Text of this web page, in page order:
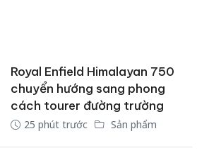
Royal Enfield Himalayan 750
chuyển hướng sang phong
cách tourer đường trường
25 phút trước Sản phẩm